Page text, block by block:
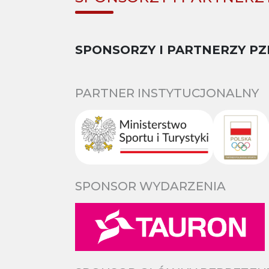
SPONSORZY I PARTNERZY
PARTNER INSTYTUCJONALNY
SPONSOR WYDARZENIA